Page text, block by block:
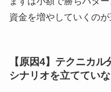
資金を増やしていくのが
【原因4】テクニカ
シナリオを立ててい